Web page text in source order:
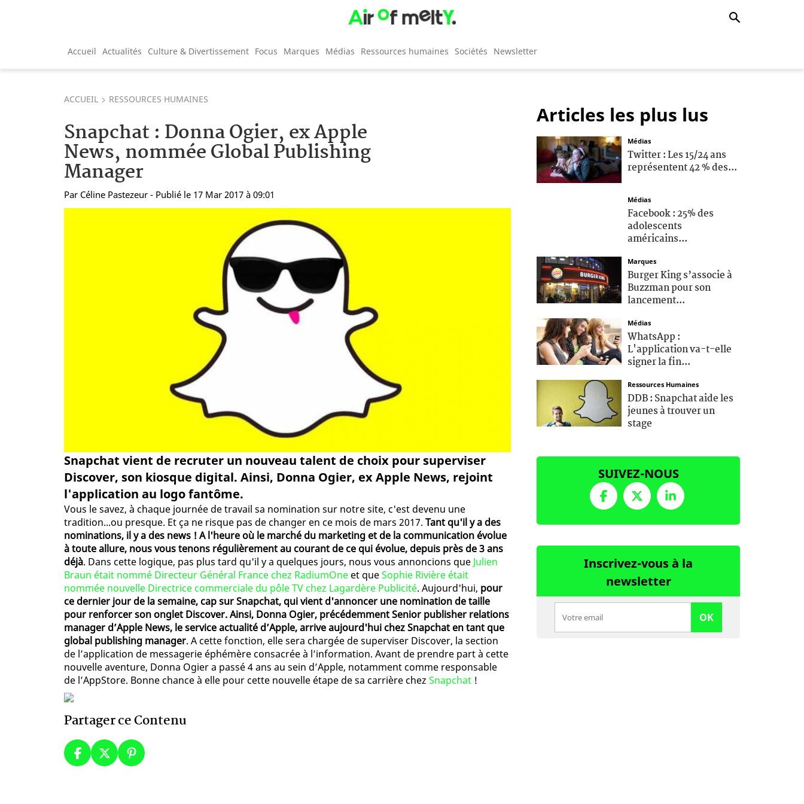
Accueil Actualités Culture & Divertissement Focus Marques Médias Ressources humaines Sociétés Newsletter
ACCUEIL RESSOURCES HUMAINES
Snapchat : Donna Ogier, ex Apple
News, nommée Global Publishing
Manager
Par Céline Pastezeur - Publié le 17 Mar 2017 à 09:01
Snapchat vient de recruter un nouveau talent de choix pour superviser
Discover, son kiosque digital. Ainsi, Donna Ogier, ex Apple News, rejoint
l'application au logo fantôme.
Vous le savez, à chaque journée de travail sa nomination sur notre site, c'est devenu une
tradition...ou presque. Et ça ne risque pas de changer en ce mois de mars 2017. Tant qu'il y a des
nominations, il y a des news ! A l'heure où le marché du marketing et de la communication évolue
à toute allure, nous vous tenons régulièrement au courant de ce qui évolue, depuis près de 3 ans
déjà. Dans cette logique, pas plus tard qu'il y a quelques jours, nous vous annoncions que Julien
Braun était nommé Directeur Général France chez RadiumOne et queSophie Rivière était
nommée nouvelle Directrice commerciale du pôle TV chez Lagardère Publicité. Aujourd'hui, pour
ce dernier jour de la semaine, cap sur Snapchat, qui vient d'annoncer une nomination de taille
pour renforcer son onglet Discover. Ainsi, Donna Ogier, précédemment Senior publisher relations
manager d’Apple News, le service actualité d’Apple, arrive aujourd'hui chez Snapchat en tant que
global publishing manager. A cette fonction, elle sera chargée de superviser Discover, la section
de l’application de messagerie éphémère consacrée à l’information. Avant de prendre part à cette
nouvelle aventure, Donna Ogier a passé 4 ans au sein d’Apple, notamment comme responsable
de l’AppStore. Bonne chance à elle pour cette nouvelle étape de sa carrière chez Snapchat !
Partager ce Contenu
Articles les plus lus
Médias
Twitter : Les 15/24 ans
représentent 42 % des...
Médias
Facebook : 25% des
adolescents
américains...
Marques
Burger King s’associe à
Buzzman pour son
lancement...
Médias
WhatsApp :
L'application va-t-elle
signer la fin...
Ressources Humaines
DDB : Snapchat aide les
jeunes à trouver un
stage
SUIVEZ-NOUS
Inscrivez-vous à la
newsletter
OK